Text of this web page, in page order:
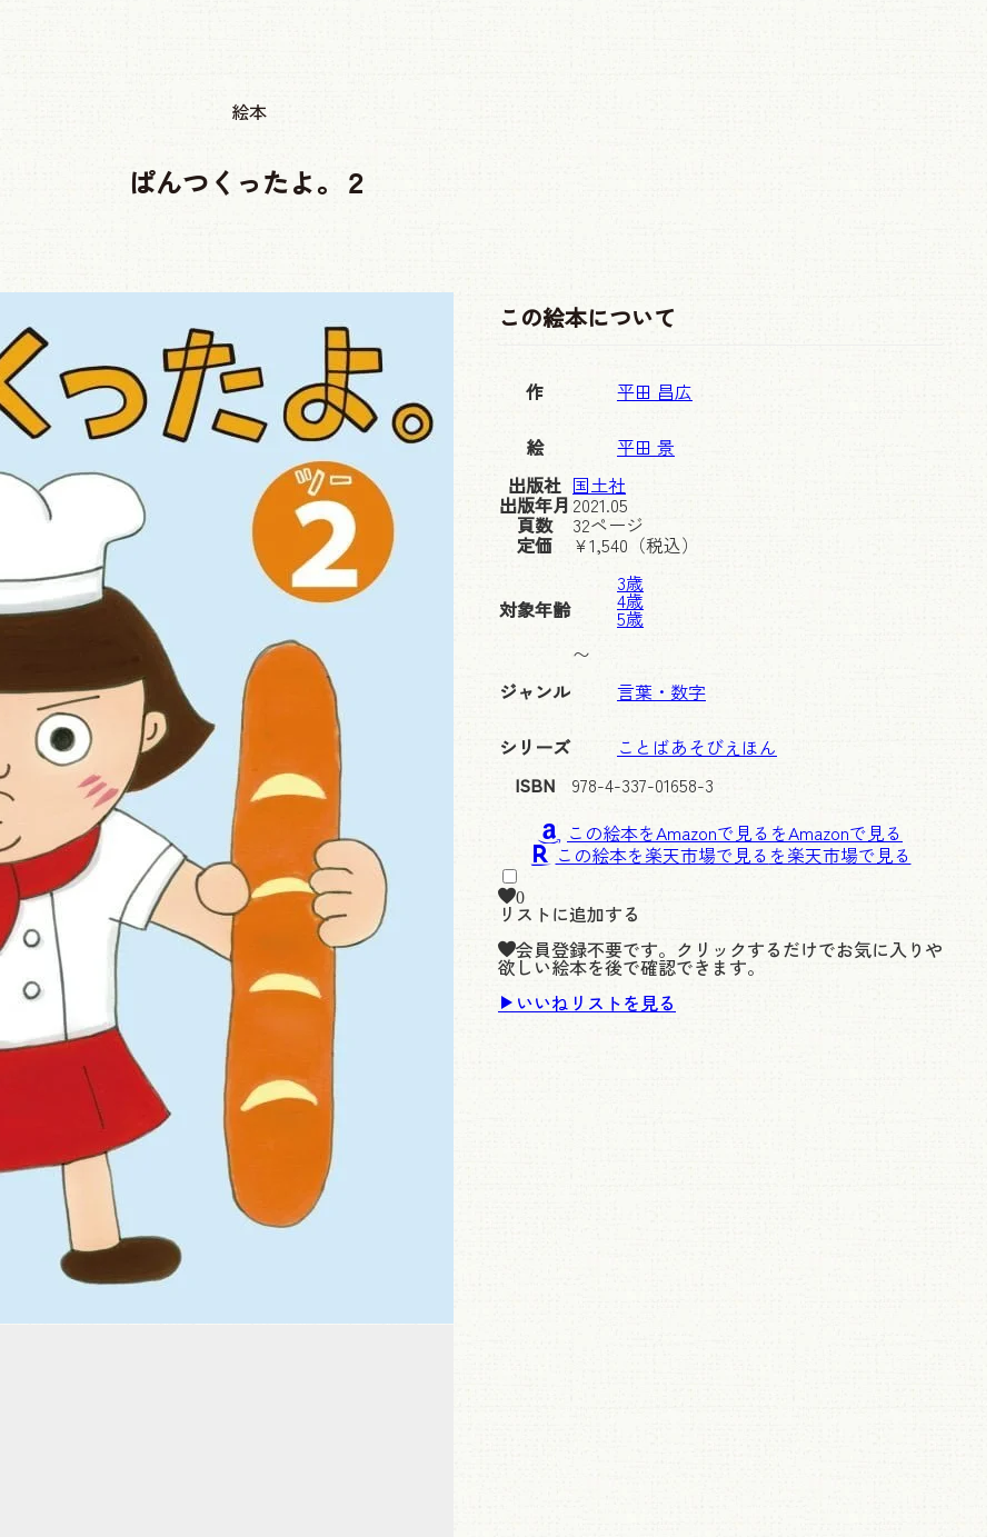
絵本
ぱんつくったよ。２
この絵本について
作 平田 昌広
絵
平田 景
出版社 国土社
出版年月 2021.05
頁数 32ページ
定価 ¥1,540 （税込）
対象年齢
3歳
4歳
5歳
〜
ジャンル
言葉・数字
シリーズ
ことばあそびえほん
ISBN
978-4-337-01658-3
この絵本をAmazonで見る
この絵本を楽天市場で見る
0
リストに追加する
会員登録不要です。クリックするだけでお気に入りや
欲しい絵本を後で確認できます。
いいねリストを見る